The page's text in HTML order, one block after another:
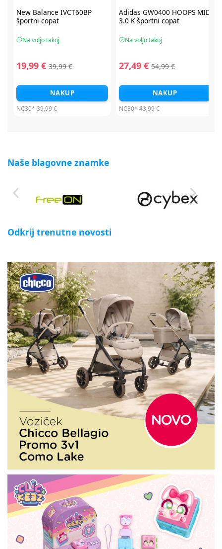
New Balance IVCT60BP
športni copat
Na voljo takoj
19,99 € 39,99 €
NAKUP
NC30* 39,99 €
Adidas GW0400 HOOPS MID
3.0 K športni copat
Na voljo takoj
27,49 € 54,99 €
NAKUP
NC30* 43,99 €
Naše blagovne znamke
Odkrij trenutne novosti